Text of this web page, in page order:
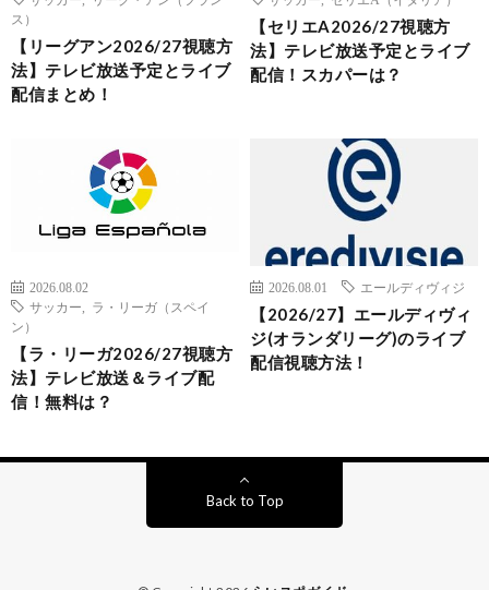
ス）
【リーグアン2026/27視聴方
法】テレビ放送予定とライブ
配信まとめ！
【セリエA2026/27視聴方
法】テレビ放送予定とライブ
配信！スカパーは？
2026.08.02
サッカー
ラ・リーガ（スペイ
ン）
【ラ・リーガ2026/27視聴方
法】テレビ放送＆ライブ配
信！無料は？
2026.08.01 エールディヴィジ
【2026/27】エールディヴィ
ジ(オランダリーグ)のライブ
配信視聴方法！
Back to Top